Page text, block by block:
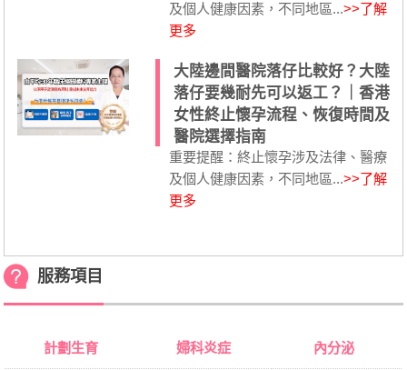
及個人健康因素，不同地區...>>了解
更多
大陸邊間醫院落仔比較好？大陸
落仔要幾耐先可以返工？｜香港
女性終止懷孕流程、恢復時間及
醫院選擇指南
重要提醒：終止懷孕涉及法律、醫療
及個人健康因素，不同地區...>>了解
更多
服務項目
計劃生育 婦科炎症 內分泌